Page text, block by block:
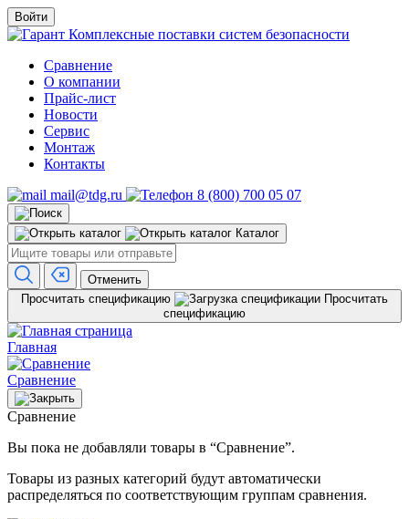
Войти
Комплексные поставки систем безопасности
Сравнение
О компании
Прайс-лист
Новости
Сервис
Монтаж
Контакты
mail@tdg.ru
8 (800) 700 05 07
Каталог
Отменить
Просчитать спецификацию
Просчитать
спецификацию
Главная
Сравнение
Сравнение
Вы пока не добавляли товары в “Сравнение”.
Товары из разных категорий будут автоматически
распределяться по соответствующим группам сравнения.